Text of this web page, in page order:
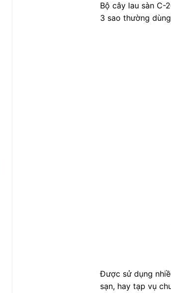
Bộ cây lau sàn C-
3 sao thường
Được sử dụng
sạn, hay tạp vụ